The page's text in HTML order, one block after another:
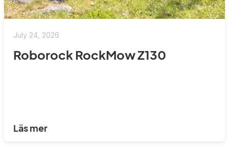
July 24, 2026
Roborock RockMow Z130
Läs mer